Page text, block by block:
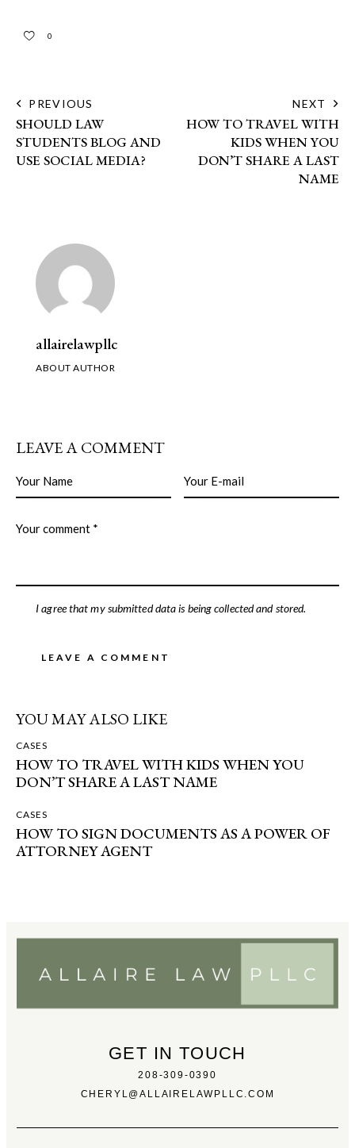
0
PREVIOUS
SHOULD LAW
STUDENTS BLOG AND
USE SOCIAL MEDIA?
NEXT
HOW TO TRAVEL WITH
KIDS WHEN YOU
DON’T SHARE A LAST
NAME
allairelawpllc
ABOUT AUTHOR
LEAVE A COMMENT
I agree that my submitted data is being collected and stored.
YOU MAY ALSO LIKE
CASES
HOW TO TRAVEL WITH KIDS WHEN YOU
DON’T SHARE A LAST NAME
CASES
HOW TO SIGN DOCUMENTS AS A POWER OF
ATTORNEY AGENT
GET IN TOUCH
208-309-0390
CHERYL@ALLAIRELAWPLLC.COM